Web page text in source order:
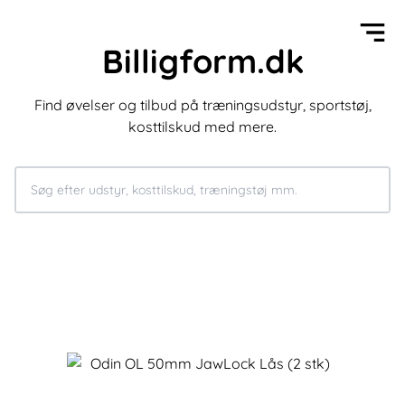
Billigform.dk
Find øvelser og tilbud på træningsudstyr, sportstøj,
kosttilskud med mere.